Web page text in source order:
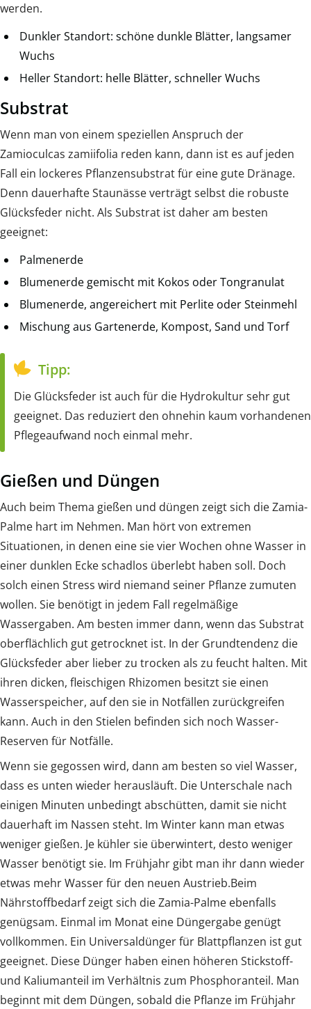
werden.
Dunkler Standort: schöne dunkle Blätter, langsamer
Wuchs
Heller Standort: helle Blätter, schneller Wuchs
Substrat
Wenn man von einem speziellen Anspruch der
Zamioculcas zamiifolia reden kann, dann ist es auf jeden
Fall ein lockeres Pflanzensubstrat für eine gute Dränage.
Denn dauerhafte Staunässe verträgt selbst die robuste
Glücksfeder nicht. Als Substrat ist daher am besten
geeignet:
Palmenerde
Blumenerde gemischt mit Kokos oder Tongranulat
Blumenerde, angereichert mit Perlite oder Steinmehl
Mischung aus Gartenerde, Kompost, Sand und Torf
Tipp:
Die Glücksfeder ist auch für die Hydrokultur sehr gut
geeignet. Das reduziert den ohnehin kaum vorhandenen
Pflegeaufwand noch einmal mehr.
Gießen und Düngen
Auch beim Thema gießen und düngen zeigt sich die Zamia-
Palme hart im Nehmen. Man hört von extremen
Situationen, in denen eine sie vier Wochen ohne Wasser in
einer dunklen Ecke schadlos überlebt haben soll. Doch
solch einen Stress wird niemand seiner Pflanze zumuten
wollen. Sie benötigt in jedem Fall regelmäßige
Wassergaben. Am besten immer dann, wenn das Substrat
oberflächlich gut getrocknet ist. In der Grundtendenz die
Glücksfeder aber lieber zu trocken als zu feucht halten. Mit
ihren dicken, fleischigen Rhizomen besitzt sie einen
Wasserspeicher, auf den sie in Notfällen zurückgreifen
kann. Auch in den Stielen befinden sich noch Wasser-
Reserven für Notfälle.
Wenn sie gegossen wird, dann am besten so viel Wasser,
dass es unten wieder herausläuft. Die Unterschale nach
einigen Minuten unbedingt abschütten, damit sie nicht
dauerhaft im Nassen steht. Im Winter kann man etwas
weniger gießen. Je kühler sie überwintert, desto weniger
Wasser benötigt sie. Im Frühjahr gibt man ihr dann wieder
etwas mehr Wasser für den neuen Austrieb.Beim
Nährstoffbedarf zeigt sich die Zamia-Palme ebenfalls
genügsam. Einmal im Monat eine Düngergabe genügt
vollkommen. Ein Universaldünger für Blattpflanzen ist gut
geeignet. Diese Dünger haben einen höheren Stickstoff-
und Kaliumanteil im Verhältnis zum Phosphoranteil. Man
beginnt mit dem Düngen, sobald die Pflanze im Frühjahr